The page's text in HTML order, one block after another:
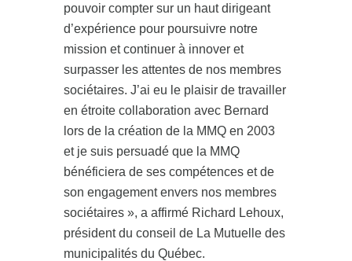
pouvoir compter sur un haut dirigeant
d’expérience pour poursuivre notre
mission et continuer à innover et
surpasser les attentes de nos membres
sociétaires. J’ai eu le plaisir de travailler
en étroite collaboration avec Bernard
lors de la création de la MMQ en 2003
et je suis persuadé que la MMQ
bénéficiera de ses compétences et de
son engagement envers nos membres
sociétaires », a affirmé Richard Lehoux,
président du conseil de La Mutuelle des
municipalités du Québec.